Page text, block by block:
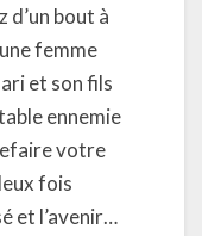
d’un bout à
femme
et son fils
ennemie
votre
fois
et l’avenir…